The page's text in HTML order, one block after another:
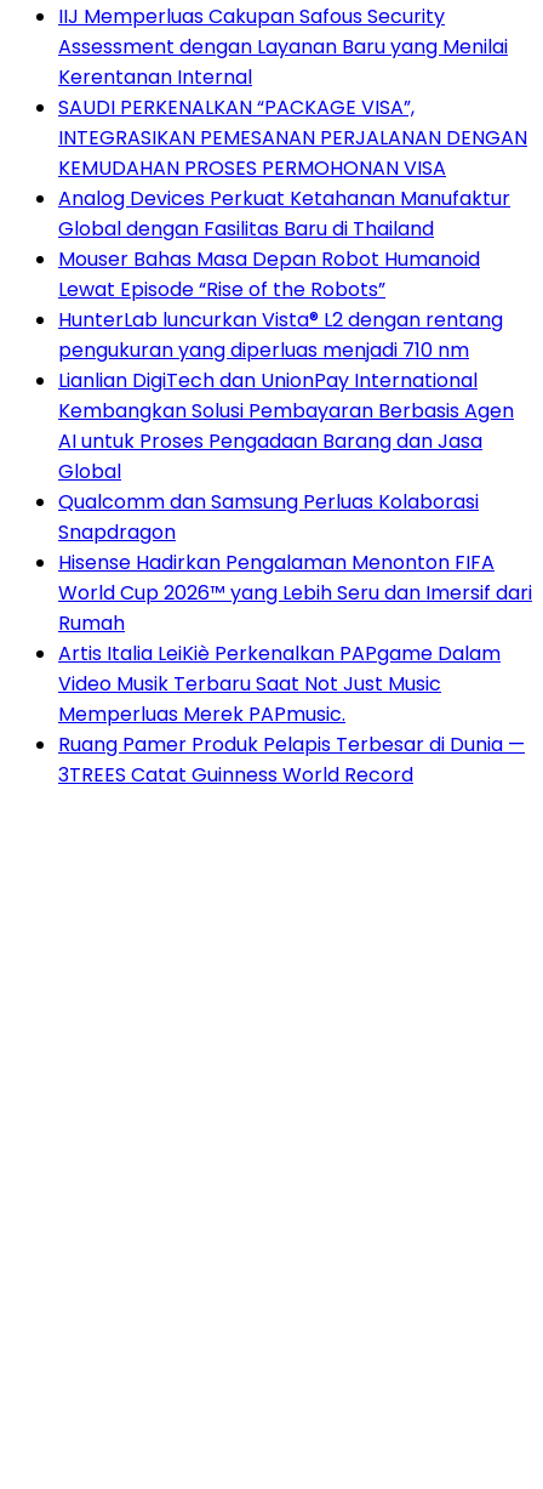
IIJ Memperluas Cakupan Safous Security
Assessment dengan Layanan Baru yang Menilai
Kerentanan Internal
SAUDI PERKENALKAN “PACKAGE VISA”,
INTEGRASIKAN PEMESANAN PERJALANAN DENGAN
KEMUDAHAN PROSES PERMOHONAN VISA
Analog Devices Perkuat Ketahanan Manufaktur
Global dengan Fasilitas Baru di Thailand
Mouser Bahas Masa Depan Robot Humanoid
Lewat Episode “Rise of the Robots”
HunterLab luncurkan Vista® L2 dengan rentang
pengukuran yang diperluas menjadi 710 nm
Lianlian DigiTech dan UnionPay International
Kembangkan Solusi Pembayaran Berbasis Agen
AI untuk Proses Pengadaan Barang dan Jasa
Global
Qualcomm dan Samsung Perluas Kolaborasi
Snapdragon
Hisense Hadirkan Pengalaman Menonton FIFA
World Cup 2026™ yang Lebih Seru dan Imersif dari
Rumah
Artis Italia LeiKiè Perkenalkan PAPgame Dalam
Video Musik Terbaru Saat Not Just Music
Memperluas Merek PAPmusic.
Ruang Pamer Produk Pelapis Terbesar di Dunia —
3TREES Catat Guinness World Record